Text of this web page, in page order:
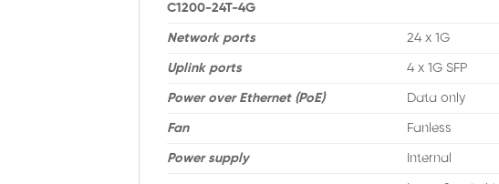
C1200-24T-4G
Network ports 24 x 1G
Uplink ports 4 x 1G SFP
Power over Ethernet (PoE) Data only
Fan Fanless
Power supply Internal